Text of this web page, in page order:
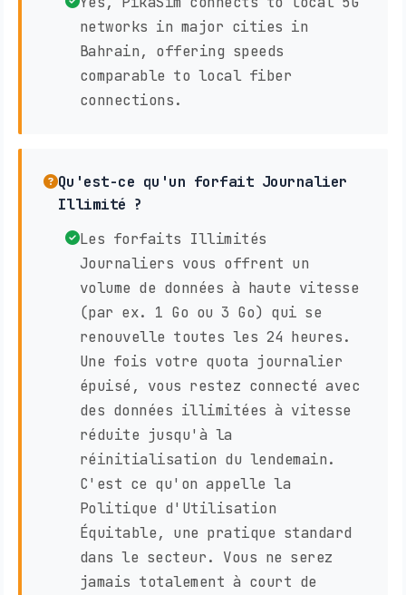
networks in major cities in
Bahrain, offering speeds
comparable to local fiber
connections.
Qu'est-ce qu'un forfait Journalier
Illimité ?
Les forfaits Illimités
Journaliers vous offrent un
volume de données à haute vitesse
(par ex. 1 Go ou 3 Go) qui se
renouvelle toutes les 24 heures.
Une fois votre quota journalier
épuisé, vous restez connecté avec
des données illimitées à vitesse
réduite jusqu'à la
réinitialisation du lendemain.
C'est ce qu'on appelle la
Politique d'Utilisation
Équitable, une pratique standard
dans le secteur. Vous ne serez
jamais totalement à court de